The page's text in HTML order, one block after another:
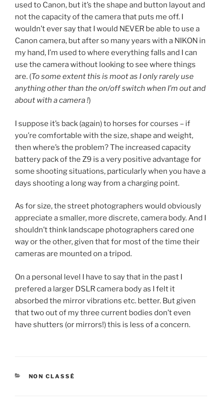
used to Canon, but it’s the shape and button layout and
not the capacity of the camera that puts me off. I
wouldn’t ever say that I would NEVER be able to use a
Canon camera, but after so many years with a NIKON in
my hand, I’m used to where everything falls and I can
use the camera without looking to see where things
are. (To some extent this is moot as I only rarely use
anything other than the on/off switch when I’m out and
about with a camera !)
I suppose it’s back (again) to horses for courses – if
you’re comfortable with the size, shape and weight,
then where’s the problem? The increased capacity
battery pack of the Z9 is a very positive advantage for
some shooting situations, particularly when you have a
days shooting a long way from a charging point.
As for size, the street photographers would obviously
appreciate a smaller, more discrete, camera body. And I
shouldn’t think landscape photographers cared one
way or the other, given that for most of the time their
cameras are mounted on a tripod.
On a personal level I have to say that in the past I
prefered a larger DSLR camera body as I felt it
absorbed the mirror vibrations etc. better. But given
that two out of my three current bodies don’t even
have shutters (or mirrors!) this is less of a concern.
CATÉGORIES
NON CLASSÉ